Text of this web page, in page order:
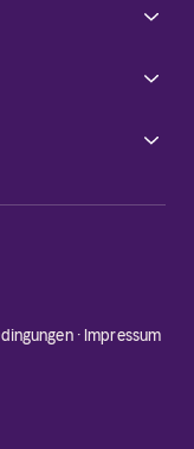
· Impressum